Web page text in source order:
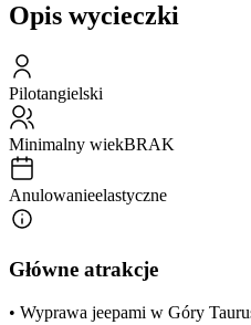
Opis wycieczki
Pilotangielski
Minimalny wiekBRAK
Anulowanieelastyczne
Główne atrakcje
• Wyprawa jeepami w Góry